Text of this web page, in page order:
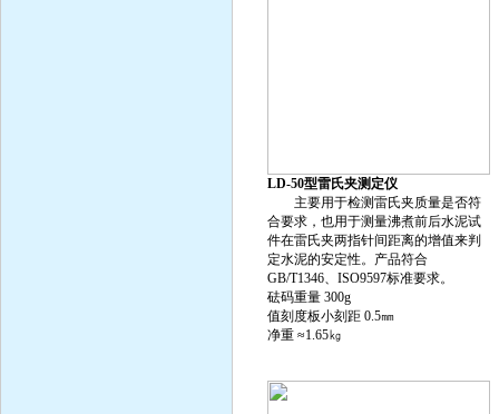
LD-50型雷氏夹测定仪
主要用于检测雷氏夹质量是否符
合要求，也用于测量沸煮前后水泥试
件在雷氏夹两指针间距离的增值来判
定水泥的安定性。产品符合
GB/T1346、ISO9597标准要求。
砝码重量 300g
值刻度板小刻距 0.5㎜
净重 ≈1.65㎏